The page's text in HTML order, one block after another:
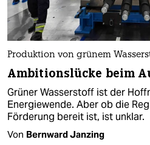
Produktion von grünem
Ambitionslücke beim
Grüner Wasserstoff ist der
Energiewende. Aber ob die
Förderung bereit ist, ist unklar.
Von Bernward Janzing